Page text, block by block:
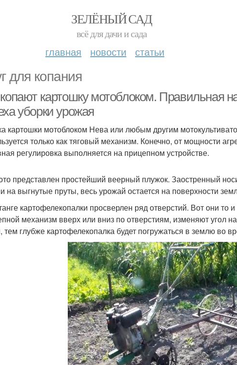
ЗЕЛЁНЫЙ САД
всё для дачи и сада
главная новости статьи
для копания
картошку мотоблоком. Правильная
уборки урожая
картошки мотоблоком Нева или любым другим
только как тяговый механизм. Конечно, от мощности
регулировка выполняется на прицепном устройстве.
представлен простейший веерный плужок. Заостренный
на выгнутые пруты, весь урожай остается на поверхности
картофелекопалки просверлен ряд отверстий. Вот они то
механизм вверх или вниз по отверстиям, изменяют угол
тем глубже картофелекопалка будет погружаться в землю во